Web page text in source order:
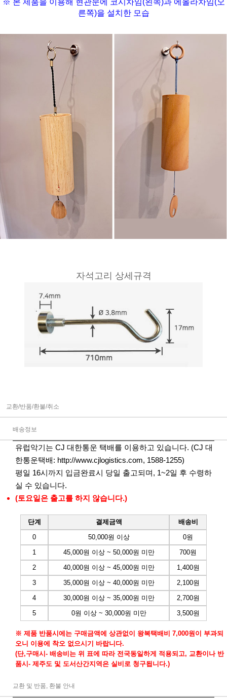
※ 본 제품을 이용해 현관문에 코시차임(왼쪽)과 에올라차임(오
른쪽)을 설치한 모습
자석고리 상세규격
교환/반품/환불/취소
배송정보
유럽악기는 CJ 대한통운 택배를 이용하고 있습니다. (CJ 대
한통운택배: http://www.cjlogistics.com, 1588-1255)
평일 16시까지 입금완료시 당일 출고되며, 1~2일 후 수령하
실 수 있습니다.
(토요일은 출고를 하지 않습니다.)
단계 결제금액
배송비
0
50,000원 이상
0원
1
45,000원 이상 ~ 50,000원 미만
700원
2
40,000원 이상 ~ 45,000원 미만
1,400원
3
35,000원 이상 ~ 40,000원 미만
2,100원
4
30,000원 이상 ~ 35,000원 미만
2,700원
5
0원 이상 ~ 30,000원 미만 3,500원
※ 제품 반품시에는 구매금액에 상관없이 왕복택배비 7,000원이 부과되
오니 이용에 착오 없으시기 바랍니다.
(단,구매시- 배송비는 위 표에 따라 전국동일하게 적용되고, 교환이나 반
품시- 제주도 및 도서산간지역은 실비로 청구됩니다.)
교환 및 반품, 환불 안내